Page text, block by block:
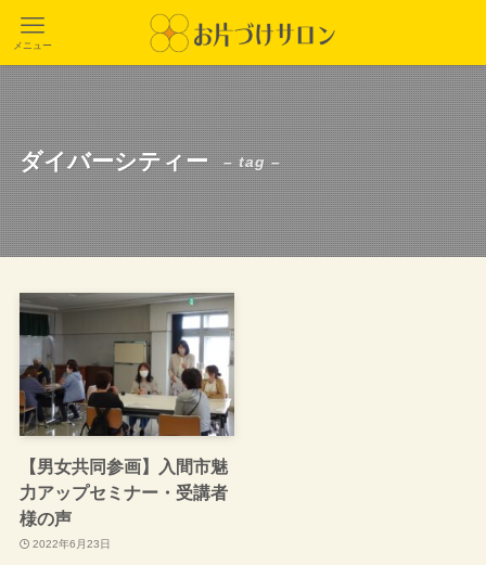
メニュー
ダイバーシティー – tag –
【男女共同参画】入間市魅
力アップセミナー・受講者
様の声
2022年6月23日